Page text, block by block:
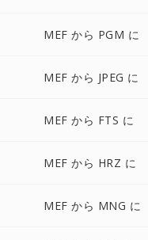
MEF から PGM に
MEF から JPEG に
MEF から FTS に
MEF から HRZ に
MEF から MNG に